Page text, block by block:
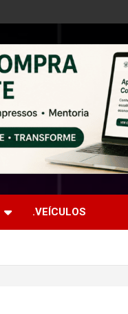
.VEÍCULOS